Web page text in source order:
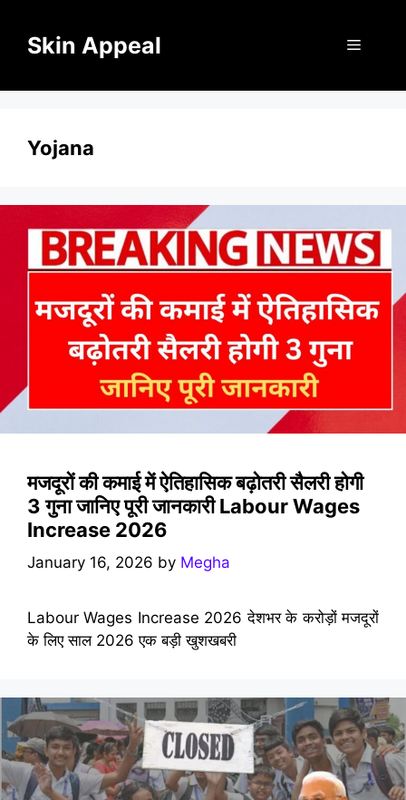
contentSkin Appeal Menu
Yojana
मजदूरों की कमाई में ऐतिहासिक बढ़ोतरी सैलरी होगी
3 गुना जानिए पूरी जानकारी Labour Wages
Increase 2026
January 16, 2026 by Megha
Labour Wages Increase 2026 देशभर के करोड़ों मजदूरों
के लिए साल 2026 एक बड़ी खुशखबरी